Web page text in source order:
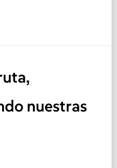
nuestras